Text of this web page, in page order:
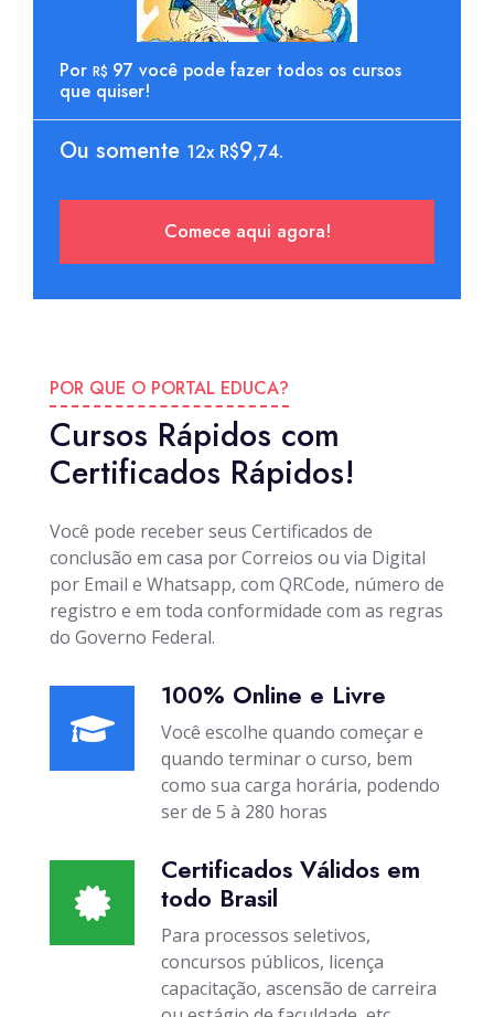
Por R$ 97 você pode fazer todos os cursos
que quiser!
Ou somente 12x R$9,74.
Comece aqui agora!
POR QUE O PORTAL EDUCA?
Cursos Rápidos com
Certificados Rápidos!
Você pode receber seus Certificados de
conclusão em casa por Correios ou via Digital
por Email e Whatsapp, com QRCode, número de
registro e em toda conformidade com as regras
do Governo Federal.
100% Online e Livre
Você escolhe quando começar e
quando terminar o curso, bem
como sua carga horária, podendo
ser de 5 à 280 horas
Certificados Válidos em
todo Brasil
Para processos seletivos,
concursos públicos, licença
capacitação, ascensão de carreira